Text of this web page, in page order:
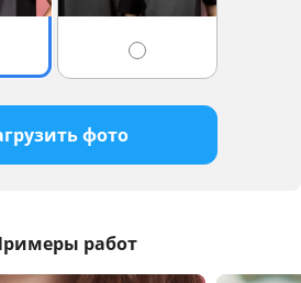
фото
работ